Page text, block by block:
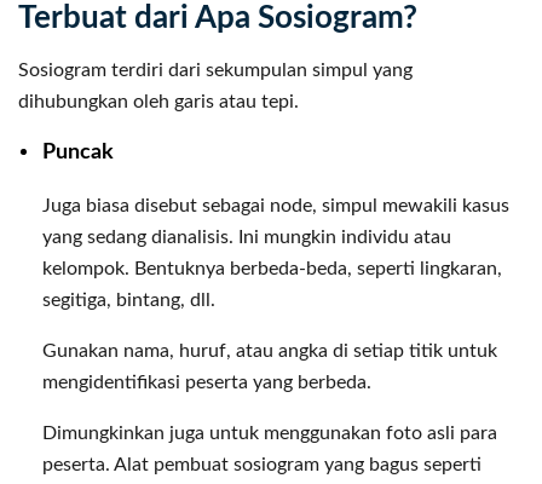
Terbuat dari Apa Sosiogram?
Sosiogram terdiri dari sekumpulan simpul yang
dihubungkan oleh garis atau tepi.
Puncak
Juga biasa disebut sebagai node, simpul mewakili kasus
yang sedang dianalisis. Ini mungkin individu atau
kelompok. Bentuknya berbeda-beda, seperti lingkaran,
segitiga, bintang, dll.
Gunakan nama, huruf, atau angka di setiap titik untuk
mengidentifikasi peserta yang berbeda.
Dimungkinkan juga untuk menggunakan foto asli para
peserta. Alat pembuat sosiogram yang bagus seperti